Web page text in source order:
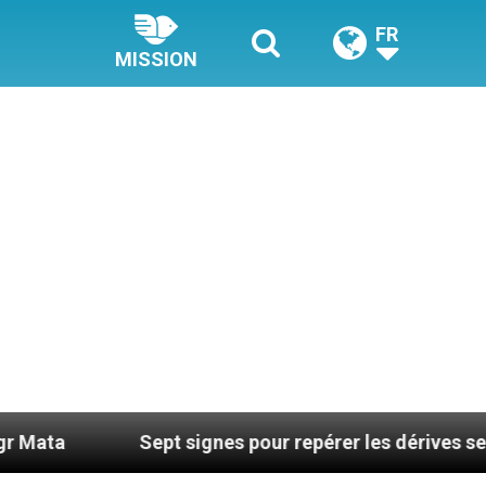
MISSION
FR
Sept signes pour repérer les dérives sectaires du